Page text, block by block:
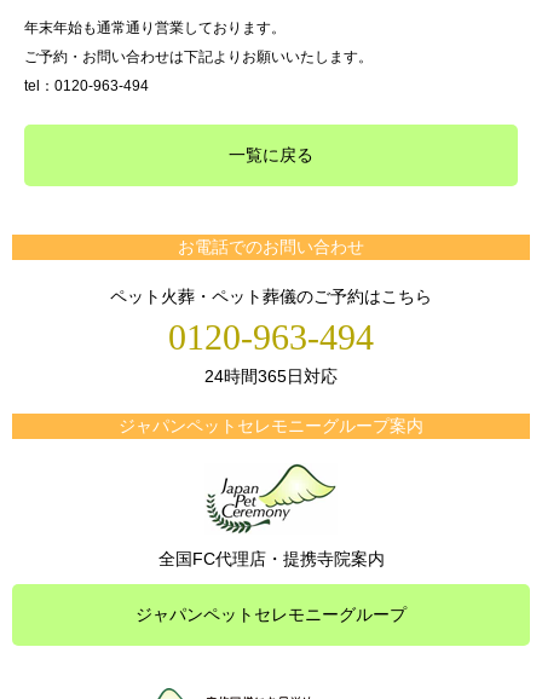
年末年始も通常通り営業しております。
ご予約・お問い合わせは下記よりお願いいたします。
tel：0120-963-494
一覧に戻る
お電話でのお問い合わせ
ペット火葬・ペット葬儀のご予約はこちら
0120-963-494
24時間365日対応
ジャパンペットセレモニーグループ案内
全国FC代理店・提携寺院案内
ジャパンペットセレモニーグループ